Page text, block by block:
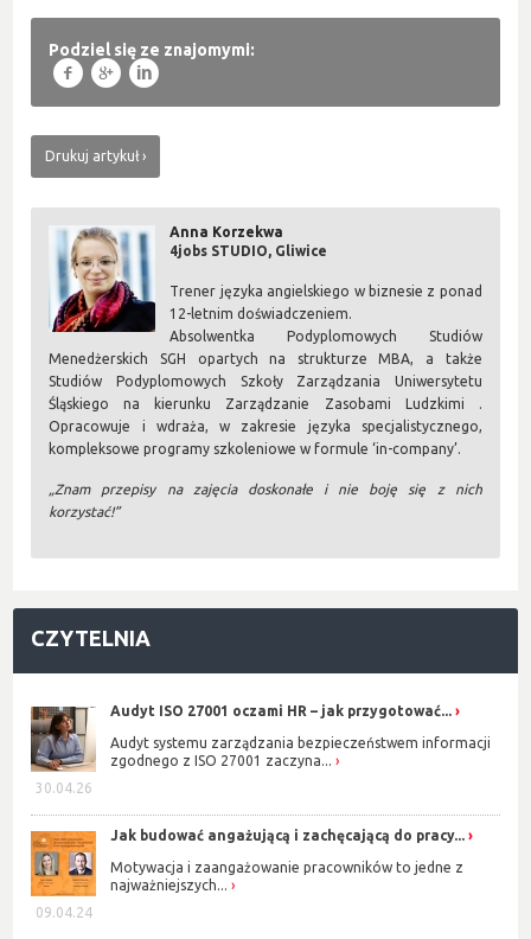
Podziel się ze znajomymi:
f g l
Drukuj artykuł
Anna Korzekwa
4jobs STUDIO, Gliwice
Trener języka angielskiego w biznesie z ponad
12-letnim doświadczeniem.
Absolwentka Podyplomowych Studiów
Menedżerskich SGH opartych na strukturze MBA, a także
Studiów Podyplomowych Szkoły Zarządzania Uniwersytetu
Śląskiego na kierunku Zarządzanie Zasobami Ludzkimi .
Opracowuje i wdraża, w zakresie języka specjalistycznego,
kompleksowe programy szkoleniowe w formule ‘in-company’.
„Znam przepisy na zajęcia doskonałe i nie boję się z nich
korzystać!”
CZYTELNIA
30.04.26
Audyt ISO 27001 oczami HR – jak przygotować...
Audyt systemu zarządzania bezpieczeństwem informacji
zgodnego z ISO 27001 zaczyna...
09.04.24
Jak budować angażującą i zachęcającą do pracy...
Motywacja i zaangażowanie pracowników to jedne z
najważniejszych...